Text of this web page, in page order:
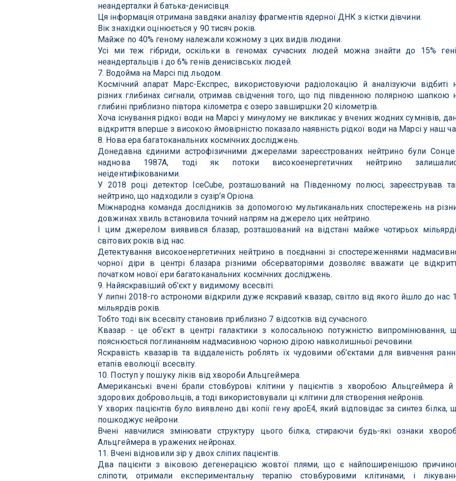
неандерталки й батька-денисівця.
Ця інформація отримана завдяки аналізу фрагментів ядерної ДНК з кістки дівчини.
Вік знахідки оцінюється у 90 тисяч років.
Майже по 40% геному належали кожному з цих видів людини.
Усі ми теж гібриди, оскільки в геномах сучасних людей можна знайти до 15%
неандертальців і до 6% генів денисівськіх людей.
7. Водойма на Марсі під льодом.
Космічний апарат Марс-Експрес, використовуючи радіолокацію й аналізуючи відбиті
різних глибинах сигнали, отримав свідчення того, що під південною полярною шапкою
глибині приблизно півтора кілометра є озеро завширшки 20 кілометрів.
Хоча існування рідкої води на Марсі у минулому не викликає у вчених жодних сумнівів,
відкриття вперше з високою ймовірністю показало наявність рідкої води на Марсі у наш
8. Нова ера багатоканальних космічних досліджень.
Донедавна єдиними астрофізичними джерелами зареєстрованих нейтрино були Сонце
наднова 1987А, тоді як потоки високоенергетичних нейтрино
неідентифікованими.
У 2018 році детектор IceCube, розташований на Південному полюсі, зареєстрував
нейтрино, що надходили з сузір’я Оріона.
Міжнародна команда дослідників за допомогою мультиканальних спостережень на
довжинах хвиль встановила точний напрям на джерело цих нейтрино.
І цим джерелом виявився блазар, розташований на відстані майже чотирьох
світових років від нас.
Детектування високоенергетичних нейтрино в поєднанні зі спостереженнями
чорної діри в центрі блазара різними обсерваторіями дозволяє вважати це
початком нової ери багатоканальних космічних досліджень.
9. Найяскравіший об’єкт у видимому всесвіті.
У липні 2018-го астрономи відкрили дуже яскравий квазар, світло від якого йшло до нас
мільярдів років.
Тобто тоді вік всесвіту становив приблизно 7 відсотків від сучасного.
Квазар - це об’єкт в центрі галактики з колосальною потужністю випромінювання,
пояснюється поглинанням надмасивною чорною дірою навколишньої речовини.
Яскравість квазарів та віддаленість роблять їх чудовими об’єктами для вивчення
етапів еволюції всесвіту.
10. Поступ у пошуку ліків від хвороби Альцгеймера.
Американські вчені брали стовбурові клітини у пацієнтів з хворобою Альцгеймера
здорових добровольців, а тоді використовували ці клітини для створення нейронів.
У хворих пацієнтів було виявлено дві копії гену apoE4, який відповідає за синтез білка,
пошкоджує нейрони.
Вчені навчилися змінювати структуру цього білка, стираючи будь-які ознаки
Альцгеймера в уражених нейронах.
11. Вчені відновили зір у двох сліпих пацієнтів.
Два пацієнти з віковою дегенерацією жовтої плями, що є найпоширенішою
сліпоти, отримали експериментальну терапію стовбуровими клітинами, і